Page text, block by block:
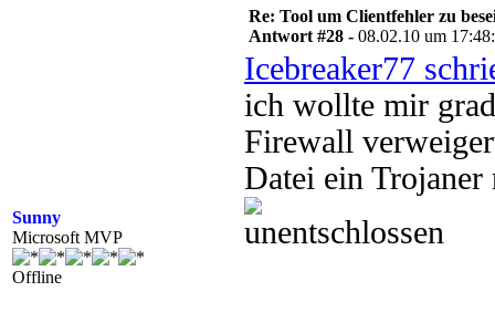
Sunny
Microsoft MVP
Offline
Re: Tool um Clientfehler zu
Antwort #28 - 08.02.10 um
Icebreaker77
ich wollte mir
Firewall
Datei ein